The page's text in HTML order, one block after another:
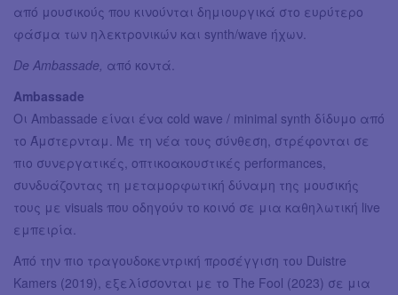
από μουσικούς που κινούνται δημιουργικά στο ευρύτερο
φάσμα των ηλεκτρονικών και synth/wave ήχων.
De Ambassade, από κοντά.
Ambassade
Οι Ambassade είναι ένα cold wave / minimal synth δίδυμο από
το Άμστερνταμ. Με τη νέα τους σύνθεση, στρέφονται σε
πιο συνεργατικές, οπτικοακουστικές performances,
συνδυάζοντας τη μεταμορφωτική δύναμη της μουσικής
τους με visuals που οδηγούν το κοινό σε μια καθηλωτική live
εμπειρία.
Από την πιο τραγουδοκεντρική προσέγγιση του Duistre
Kamers (2019), εξελίσσονται με το The Fool (2023) σε μια